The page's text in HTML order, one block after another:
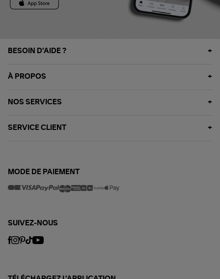
BESOIN D'AIDE ?
À PROPOS
NOS SERVICES
SERVICE CLIENT
MODE DE PAIEMENT
SUIVEZ-NOUS